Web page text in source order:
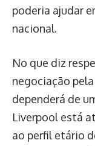
poderia ajudar
nacional.
No que diz
negociação
dependerá de
Liverpool está
ao perfil etário